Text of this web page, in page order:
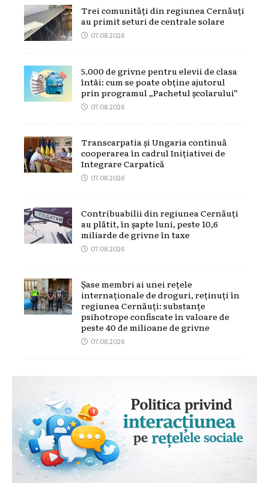
Trei comunități din regiunea Cernăuți
au primit seturi de centrale solare
07.08.2026
5.000 de grivne pentru elevii de clasa
întâi: cum se poate obține ajutorul
prin programul „Pachetul școlarului”
07.08.2026
Transcarpatia și Ungaria continuă
cooperarea în cadrul Inițiativei de
Integrare Carpatică
07.08.2026
Contribuabilii din regiunea Cernăuți
au plătit, în șapte luni, peste 10,6
miliarde de grivne în taxe
07.08.2026
Șase membri ai unei rețele
internaționale de droguri, reținuți în
regiunea Cernăuți: substanțe
psihotrope confiscate în valoare de
peste 40 de milioane de grivne
07.08.2026